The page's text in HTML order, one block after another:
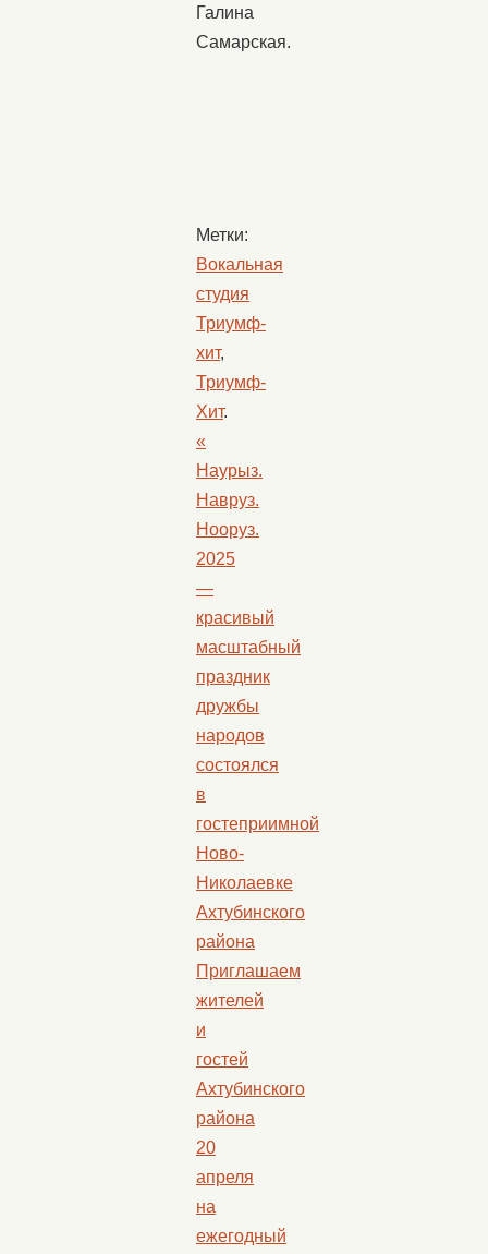
Галина
Самарская.
Метки:
Вокальная
студия
Триумф-
хит,
Триумф-
Хит.
«
Наурыз.
Навруз.
Нооруз.
2025
—
красивый
масштабный
праздник
дружбы
народов
состоялся
в
гостеприимной
Ново-
Николаевке
Ахтубинского
района
Приглашаем
жителей
и
гостей
Ахтубинского
района
20
апреля
на
ежегодный